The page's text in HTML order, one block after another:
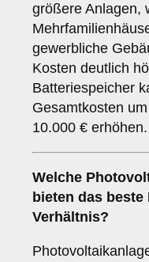
größere Anlagen,
gewerbliche
Kosten deutlich
Batteriespeicher
Gesamtkosten
10.000 € erhöhen.
Welche
bieten das
Verhältnis?